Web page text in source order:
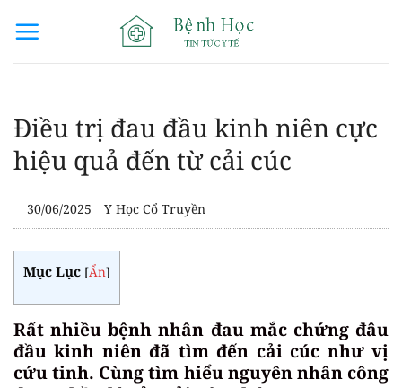
qua
Điều trị đau đầu kinh niên cực
hiệu quả đến từ cải cúc
30/06/2025 Y Học Cổ Truyền
Mục Lục [Ẩn]
Rất nhiều bệnh nhân đau mắc chứng đâu
đầu kinh niên đã tìm đến cải cúc như vị
cứu tinh. Cùng tìm hiểu nguyên nhân công